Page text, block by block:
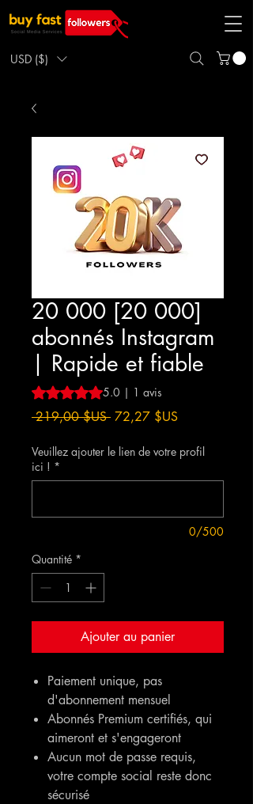
USD ($)
20 000 [20 000]
abonnés Instagram
| Rapide et fiable
La note est de 5.0 sur cinq étoiles selon
5.0 | 1 avis
219,00 $US Prix
72,27 $USPrix
Veuillez ajouter le lien de votre profil
ici ! *
0/500
Quantité *
Ajouter au panier
Paiement unique, pas
d'abonnement mensuel
Abonnés Premium certifiés, qui
aimeront et s'engageront
Aucun mot de passe requis,
votre compte social reste donc
sécurisé